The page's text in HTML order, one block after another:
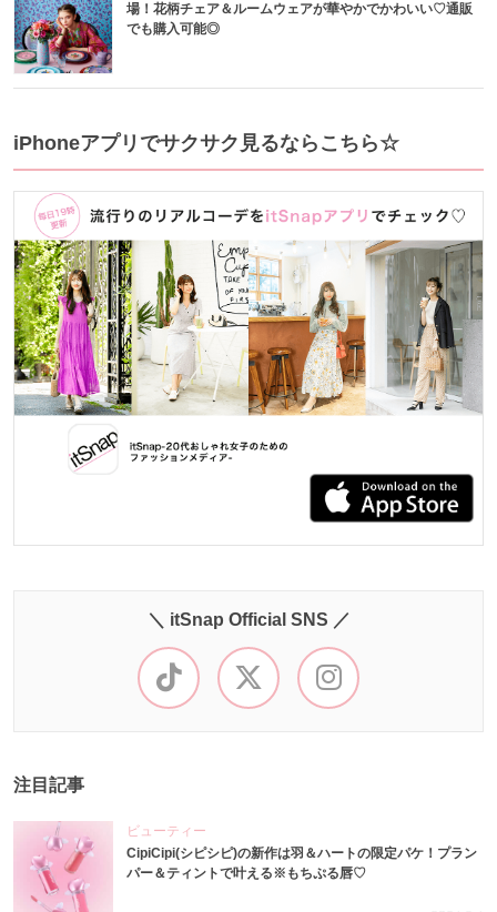
場！花柄チェア＆ルームウェアが華やかでかわいい♡通販
でも購入可能◎
iPhoneアプリでサクサク見るならこちら☆
＼ itSnap Official SNS ／
注目記事
ビューティー
CipiCipi(シピシピ)の新作は羽＆ハートの限定パケ！プラン
パー＆ティントで叶える※もちぷる唇♡